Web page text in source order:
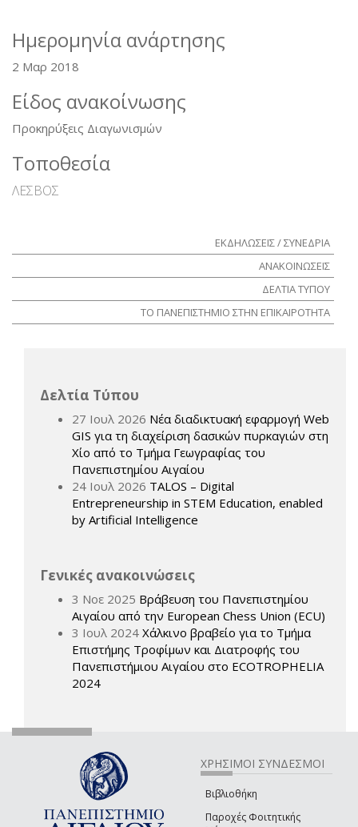
Ημερομηνία ανάρτησης
2 Μαρ 2018
Είδος ανακοίνωσης
Προκηρύξεις Διαγωνισμών
Τοποθεσία
ΛΕΣΒΟΣ
ΕΚΔΗΛΩΣΕΙΣ / ΣΥΝΕΔΡΙΑ
ΑΝΑΚΟΙΝΩΣΕΙΣ
ΔΕΛΤΙΑ ΤΥΠΟΥ
ΤΟ ΠΑΝΕΠΙΣΤΗΜΙΟ ΣΤΗΝ ΕΠΙΚΑΙΡΟΤΗΤΑ
Δελτία Τύπου
27 Ιουλ 2026 Νέα διαδικτυακή εφαρμογή Web
GIS για τη διαχείριση δασικών πυρκαγιών στη
Χίο από το Τμήμα Γεωγραφίας του
Πανεπιστημίου Αιγαίου
24 Ιουλ 2026 TALOS – Digital
Entrepreneurship in STEM Education, enabled
by Artificial Intelligence
Γενικές ανακοινώσεις
3 Νοε 2025 Βράβευση του Πανεπιστημίου
Αιγαίου από την European Chess Union (ECU)
3 Ιουλ 2024 Χάλκινο βραβείο για το Τμήμα
Επιστήμης Τροφίμων και Διατροφής του
Πανεπιστήμιου Αιγαίου στο ECOTROPHELIA
2024
ΧΡΗΣΙΜΟΙ ΣΥΝΔΕΣΜΟΙ
Βιβλιοθήκη
Παροχές Φοιτητικής